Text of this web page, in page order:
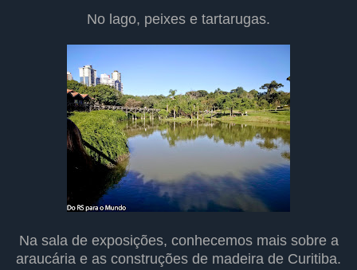
No lago, peixes e tartarugas.
Na sala de exposições, conhecemos mais sobre a
araucária e as construções de madeira de Curitiba.